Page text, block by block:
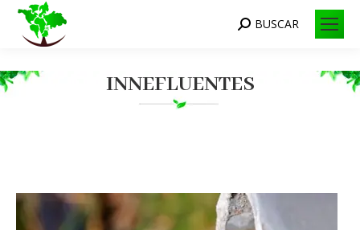
Search:
BUSCAR
INNEFLUENTES
Você está aqui: